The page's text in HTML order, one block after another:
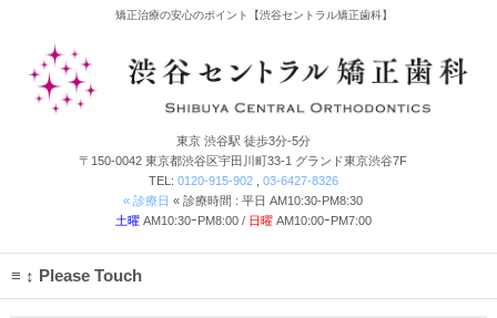
矯正治療の安心のポイント【渋谷セントラル矯正歯科】
東京 渋谷駅 徒歩3分-5分
〒150-0042 東京都渋谷区宇田川町33-1 グランド東京渋谷7F
TEL: 0120-915-902, 03-6427-8326
« 診療日 « 診療時間 : 平日 AM10:30-PM8:30
土曜AM10:30ｰPM8:00 / 日曜AM10:00ｰPM7:00
↕ Please Touch